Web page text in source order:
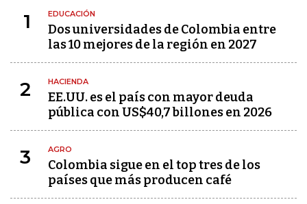
1 EDUCACIÓN
Dos universidades de Colombia entre
las 10 mejores de la región en 2027
2 HACIENDA
EE.UU. es el país con mayor deuda
pública con US$40,7 billones en 2026
3 AGRO
Colombia sigue en el top tres de los
países que más producen café